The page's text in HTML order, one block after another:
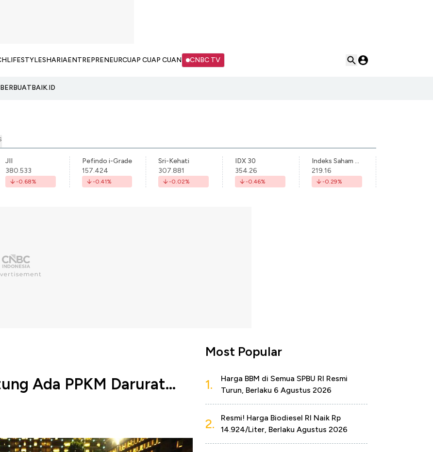
LIFESTYLESHARIAENTREPRENEURCUAP CUAP CUAN CNBC TV
BERBUATBAIK.ID
JII
380.533
-0.68%
Pefindo i-Grade
157.424
-0.41%
Sri-Kehati
307.881
-0.02%
IDX 30
354.26
-0.46%
Indeks Saham Syariah Indonesia
219.16
-0.29%
Ada PPKM Darurat...
Most Popular
1.
Harga BBM di Semua SPBU RI Resmi
Turun, Berlaku 6 Agustus 2026
2.
Resmi! Harga Biodiesel RI Naik Rp
14.924/Liter, Berlaku Agustus 2026